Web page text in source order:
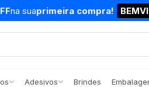
na suaprimeira compra!
Adesivos Brindes